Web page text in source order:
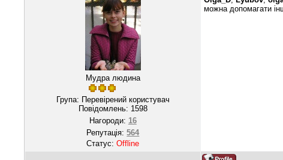
Мудра людина
Група: Перевірений користувач
Повідомлень: 1598
Нагороди: 16
Репутація:564
Статус:Offline
можна допомагати